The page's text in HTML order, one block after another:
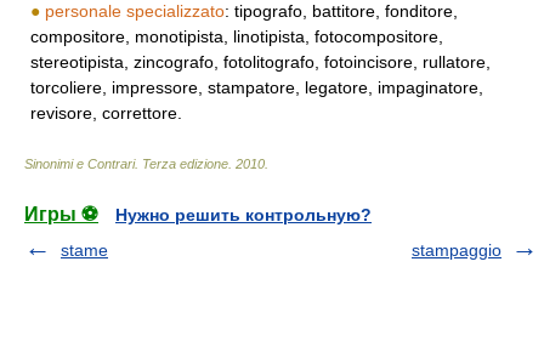
● personale specializzato: tipografo, battitore, fonditore,
compositore, monotipista, linotipista, fotocompositore,
stereotipista, zincografo, fotolitografo, fotoincisore, rullatore,
torcoliere, impressore, stampatore, legatore, impaginatore,
revisore, correttore.
Sinonimi e Contrari. Terza edizione 2010
Игры ⚽
Нужно решить контрольную?
stame
stampaggio